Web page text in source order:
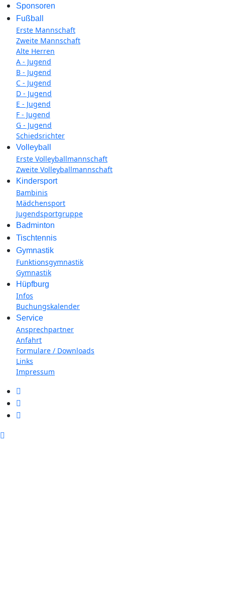
Sponsoren
Fußball
Erste Mannschaft
Zweite Mannschaft
Alte Herren
A - Jugend
B - Jugend
C - Jugend
D - Jugend
E - Jugend
F - Jugend
G - Jugend
Schiedsrichter
Volleyball
Erste Volleyballmannschaft
Zweite Volleyballmannschaft
Kindersport
Bambinis
Mädchensport
Jugendsportgruppe
Badminton
Tischtennis
Gymnastik
Funktionsgymnastik
Gymnastik
Hüpfburg
Infos
Buchungskalender
Service
Ansprechpartner
Anfahrt
Formulare / Downloads
Links
Impressum